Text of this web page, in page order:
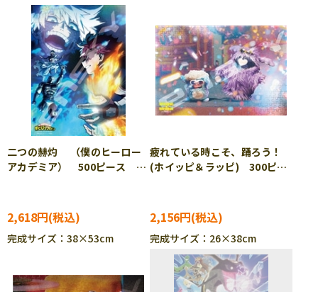
二つの赫灼 （僕のヒーロー
アカデミア） 500ピース ジ
2,618円
完成サイズ：38×53cm
疲れている時こそ、踊ろう！
(ホイッピ＆ラッピ) 300ピー
2,156円
完成サイズ：26×38cm